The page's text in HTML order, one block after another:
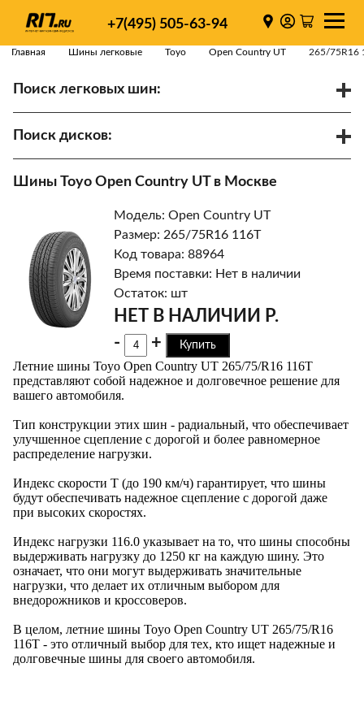
+7(495) 505-63-94
Главная Шины легковые Toyo Open Country UT 265/75R16
Поиск легковых шин:
Поиск дисков:
Ступица
Шины Toyo Open Country UT в Москве
Модель: Open Country UT
Размер: 265/75R16 116T
Код товара: 88964
Время поставки: Нет в наличии
Остаток: шт
НЕТ В НАЛИЧИИ Р.
-
+ Купить
Летние шины Toyo Open Country UT 265/75/R16 116T
представляют собой надежное и долговечное решение для
вашего автомобиля.
Тип конструкции этих шин - радиальный, что обеспечивает
улучшенное сцепление с дорогой и более равномерное
распределение нагрузки.
Индекс скорости T (до 190 км/ч) гарантирует, что шины
будут обеспечивать надежное сцепление с дорогой даже
при высоких скоростях.
Индекс нагрузки 116.0 указывает на то, что шины способны
выдерживать нагрузку до 1250 кг на каждую шину. Это
означает, что они могут выдерживать значительные
нагрузки, что делает их отличным выбором для
внедорожников и кроссоверов.
В целом, летние шины Toyo Open Country UT 265/75/R16
116T - это отличный выбор для тех, кто ищет надежные и
долговечные шины для своего автомобиля.